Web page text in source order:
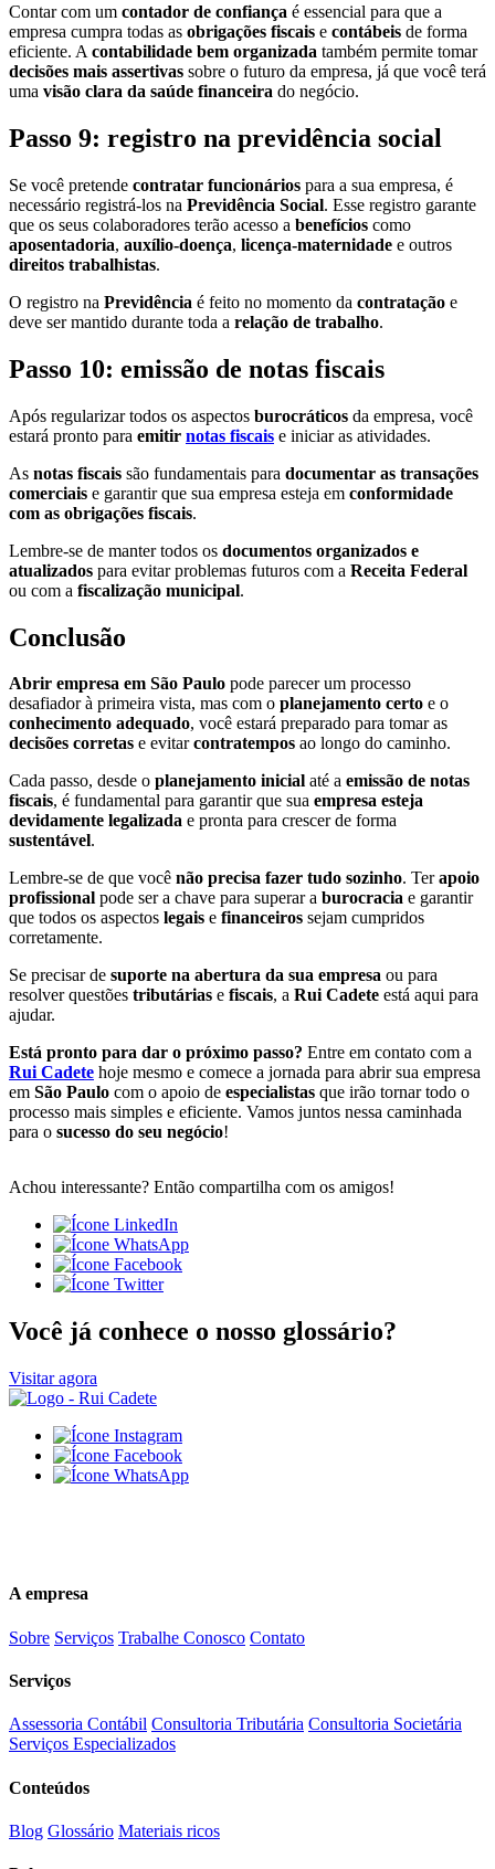
Contar com um contador de confiança é essencial para que a
empresa cumpra todas as obrigações fiscais e contábeis de forma
eficiente. A contabilidade bem organizada também permite tomar
decisões mais assertivas sobre o futuro da empresa, já que você terá
uma visão clara da saúde financeira do negócio.
Passo 9: registro na previdência social
Se você pretende contratar funcionários para a sua empresa, é
necessário registrá-los na Previdência Social. Esse registro garante
que os seus colaboradores terão acesso a benefícios como
aposentadoria, auxílio-doença, licença-maternidade e outros
direitos trabalhistas.
O registro na Previdência é feito no momento da contratação e
deve ser mantido durante toda a relação de trabalho.
Passo 10: emissão de notas fiscais
Após regularizar todos os aspectos burocráticos da empresa, você
estará pronto para emitir notas fiscais e iniciar as atividades.
As notas fiscais são fundamentais para documentar as transações
comerciais e garantir que sua empresa esteja em conformidade
com as obrigações fiscais.
Lembre-se de manter todos os documentos organizados e
atualizados para evitar problemas futuros com a Receita Federal
ou com a fiscalização municipal.
Conclusão
Abrir empresa em São Paulo pode parecer um processo
desafiador à primeira vista, mas com o planejamento certo e o
conhecimento adequado, você estará preparado para tomar as
decisões corretas e evitarcontratempos ao longo do caminho.
Cada passo, desde o planejamento inicial até a emissão de notas
fiscais, é fundamental para garantir que sua empresa esteja
devidamente legalizada e pronta para crescer de forma
sustentável.
Lembre-se de que você não precisa fazer tudo sozinho. Terapoio
profissional pode ser a chave para superar a burocracia e garantir
que todos os aspectos legais e financeiros sejam cumpridos
corretamente.
Se precisar de suporte na abertura da sua empresa ou para
resolver questões tributárias e fiscais, a Rui Cadete está aqui para
ajudar.
Está pronto para dar o próximo passo? Entre em contato com a
Rui Cadete hoje mesmo e comece a jornada para abrir sua empresa
em São Paulo com o apoio de especialistas que irão tornar todo o
processo mais simples e eficiente. Vamos juntos nessa caminhada
para o sucesso do seu negócio!
Achou interessante? Então compartilha com os amigos!
Você já conhece o nosso glossário?
Visitar agora
A empresa
Sobre Serviços Trabalhe Conosco Contato
Serviços
Assessoria Contábil Consultoria Tributária Consultoria Societária
Serviços Especializados
Conteúdos
Blog Glossário Materiais ricos